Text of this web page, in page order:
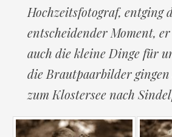
Hochzeitsfotograf, entging
entscheidender Moment,
auch die kleine Dinge für
die Brautpaarbilder
zum Klostersee nach